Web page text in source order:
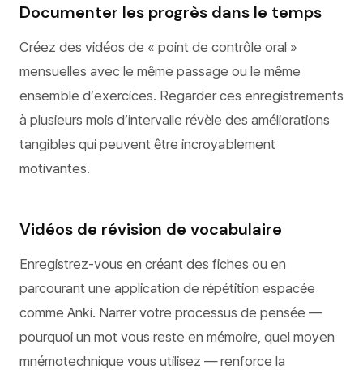
Documenter les progrès dans le temps
Créez des vidéos de « point de contrôle oral »
mensuelles avec le même passage ou le même
ensemble d’exercices. Regarder ces enregistrements
à plusieurs mois d’intervalle révèle des améliorations
tangibles qui peuvent être incroyablement
motivantes.
Vidéos de révision de vocabulaire
Enregistrez-vous en créant des fiches ou en
parcourant une application de répétition espacée
comme Anki. Narrer votre processus de pensée —
pourquoi un mot vous reste en mémoire, quel moyen
mnémotechnique vous utilisez — renforce la